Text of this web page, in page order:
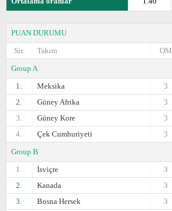
PUAN DURUMU
Sir.
Takım
OM
Group A
1.
Meksika
3
2.
Güney Afrika
3
3.
Güney Kore
3
4.
Çek Cumhuriyeti
3
Group B
1.
İsviçre
3
2.
Kanada
3
3.
Bosna Hersek
3